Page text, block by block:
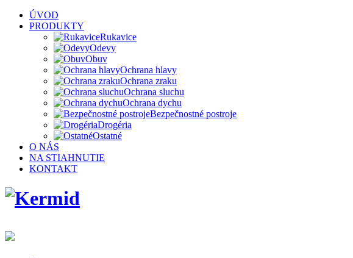
ÚVOD
PRODUKTY
Rukavice
Odevy
Obuv
Ochrana hlavy
Ochrana zraku
Ochrana sluchu
Ochrana dychu
Bezpečnostné postroje
Drogéria
Ostatné
O NÁS
NA STIAHNUTIE
KONTAKT